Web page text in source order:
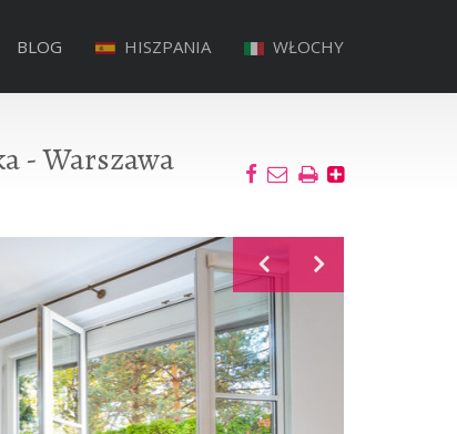
BLOG HISZPANIA WŁOCHY
- Warszawa